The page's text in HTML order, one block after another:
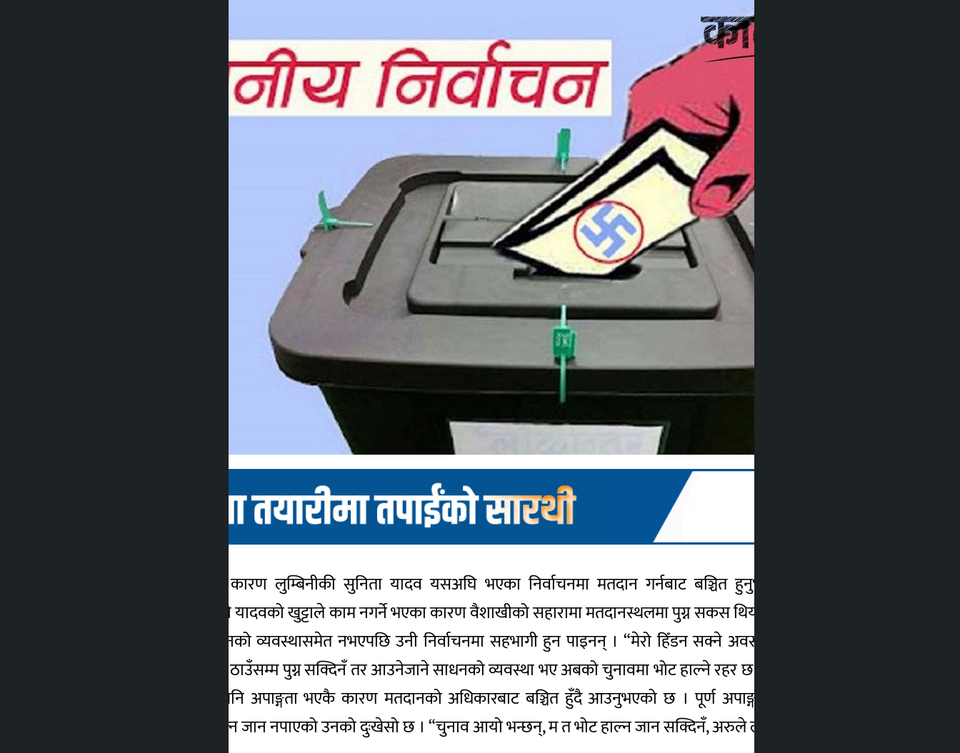
रुपन्देही । अपाङ्गता भएकै कारण लुम्बिनीकी सुनिता यादव यसअघि भएका निर्वाचनमा मतदान गर्नबाट बञ्चित हुनुभयो । लुम्बिनी सांस्कृतिक
नगरपालिका–१० लक्ष्मीपुरकी यादवको खुट्टाले काम नगर्ने भएका कारण वैशाखीको सहारामा मतदानस्थलमा पुग्न सकस थियो । मतदानस्थलसम्म आवात
जावतका लागि सवारी साधनको व्यवस्थासमेत नभएपछि उनी निर्वाचनमा सहभागी हुन पाइनन् । “मेरो हिँडन सक्ने अवस्था थिएन त्यसैले भोट हाल्न
पाइनँ, अहिले पनि भोट हाल्ने ठाउँसम्म पुग्न सक्दिनँ तर आउनेजाने साधनको व्यवस्था भए अबको चुनावमा भोट हाल्ने रहर छ ।”उनले सुनाए । लुम्बिनी–३
पडेरियाकी पुष्पा विश्वकर्मा पनि अपाङ्गता भएकै कारण मतदानको अधिकारबाट बञ्चित हुँदै आउनुभएको छ । पूर्ण अपाङ्गता भएका कारण विस्तारामै
भएकाले निर्वाचनमा भोट हाल्न जान नपाएको उनको दुःखेसो छ । “चुनाव आयो भन्छन्, म त भोट हाल्न जान सक्दिनँ, अरुले लैजाँदैनन्”, उनले भने ।